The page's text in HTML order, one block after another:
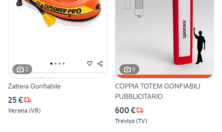
2
Zattera Gonfiabile
25 €
Verona (VR)
6
COPPIA TOTEM GONFIABILI
PUBBLICITARIO
600 €
Treviso(TV)